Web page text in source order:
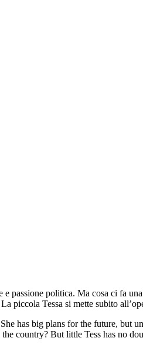
passione politica. Ma cosa ci fa
piccola Tessa si mette subito
has big plans for the future,
country? But little Tess has no